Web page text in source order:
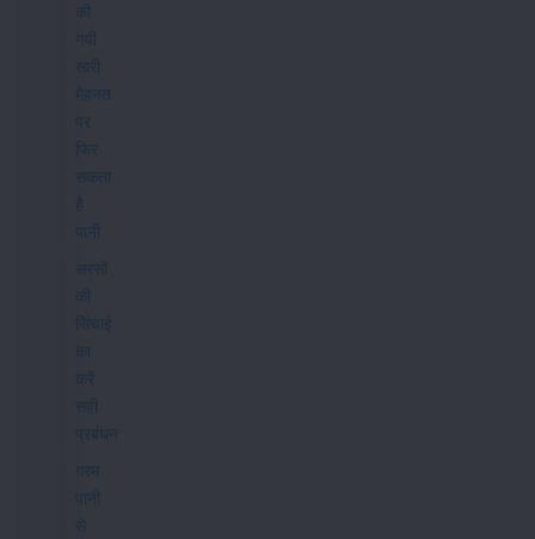
की
गयी
सारी
मेहनत
पर
फिर
सकता
है
पानी
सरसों
की
सिंचाई
का
करें
सही
प्रबंधन
गरम
पानी
से